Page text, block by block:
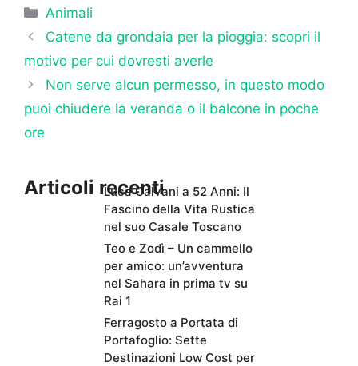
Categorie
Animali
Catene da grondaia per la pioggia: scopri il
motivo per cui dovresti averle
Non serve alcun permesso, in questo modo
puoi chiudere la veranda o il balcone in poche
ore
Articoli recentiLuca Calvani a 52 Anni: Il
Fascino della Vita Rustica
nel suo Casale Toscano
Teo e Zodì – Un cammello
per amico: un’avventura
nel Sahara in prima tv su
Rai 1
Ferragosto a Portata di
Portafoglio: Sette
Destinazioni Low Cost per